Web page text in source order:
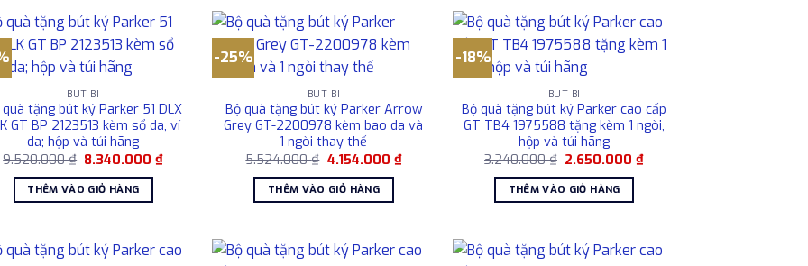
BÚT BI
quà tặng bút ký Parker 51 DLX
GT BP 2123513 kèm sổ da, ví
da; hộp và túi hãng
9.520.000₫ Giá
là:
9.520.000 ₫.
8.340.000₫Giá
THÊM VÀO GIỎ HÀNG
-25%
BÚT BI
Bộ quà tặng bút ký Parker Arrow
Grey GT-2200978 kèm bao da và
1 ngòi thay thế
5.524.000₫ Giá
là:
5.524.000 ₫.
4.154.000 ₫Giá
THÊM VÀO GIỎ HÀNG
-18%
BÚT BI
Bộ quà tặng bút ký Parker cao cấp
GT TB4 1975588 tặng kèm 1 ngòi,
hộp và túi hãng
3.240.000₫ Giá
là:
3.240.000 ₫.
2.650.000₫Giá
THÊM VÀO GIỎ HÀNG